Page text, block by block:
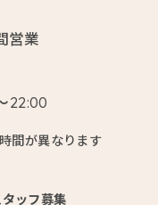
営業
22:00
間が異なります
タッフ募集